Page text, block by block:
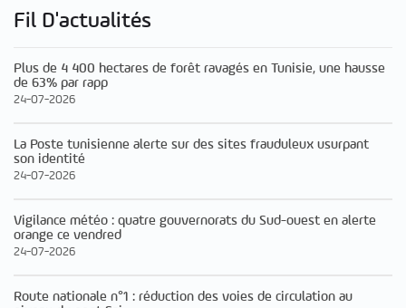
Fil D'actualités
Plus de 4 400 hectares de forêt ravagés en Tunisie, une hausse
de 63% par rapp
24-07-2026
La Poste tunisienne alerte sur des sites frauduleux usurpant
son identité
24-07-2026
Vigilance météo : quatre gouvernorats du Sud-ouest en alerte
orange ce vendred
24-07-2026
Route nationale n°1 : réduction des voies de circulation au